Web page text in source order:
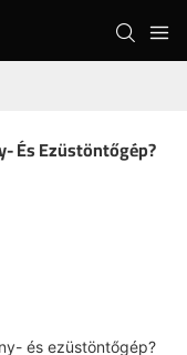
És Ezüstöntőgép?